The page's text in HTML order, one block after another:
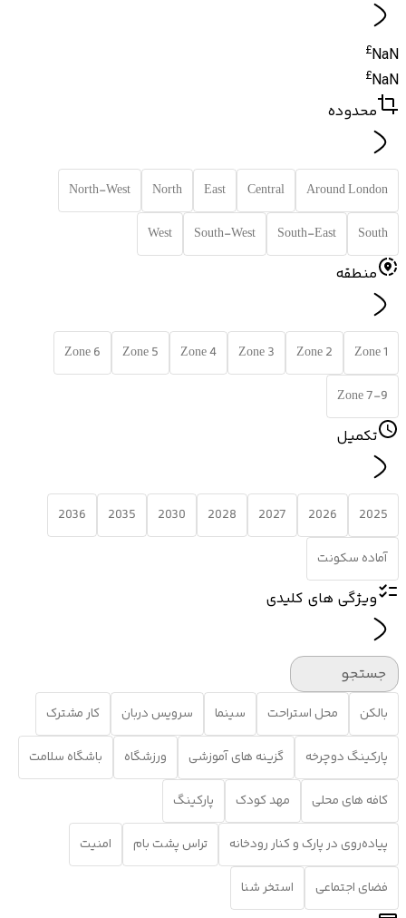
NaN
£
NaN
£
محدوده
Around London
Central
East
North
North-West
South
South-East
South-West
West
منطقه
Zone 1
Zone 2
Zone 3
Zone 4
Zone 5
Zone 6
Zone 7-9
تکمیل
2025
2026
2027
2028
2030
2035
2036
آماده سکونت
ویژگی های کلیدی
جستجو
بالکن محل استراحت سینما سرویس دربان کار مشترک
پارکینگ دوچرخه گزینه های آموزشی ورزشگاه باشگاه سلامت
کافه های محلی مهد کودک پارکینگ
پیاده‌روی در پارک و کنار رودخانه تراس پشت بام امنیت
فضای اجتماعی استخر شنا